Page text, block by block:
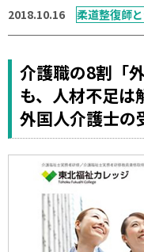
運営元
2018.10.16 柔道整復師
介護職の8割「
も、人材不足は
外国人介護士の